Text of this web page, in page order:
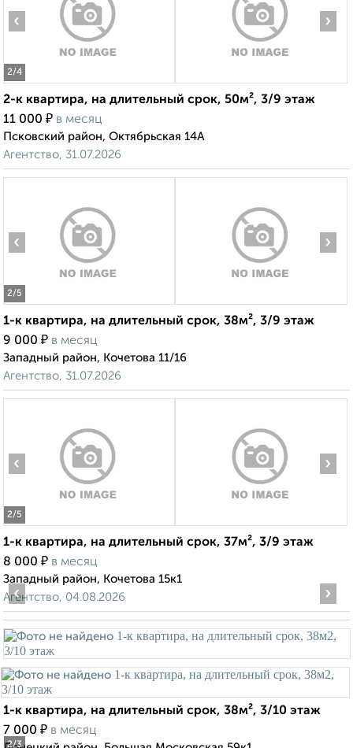
2/4
‹ ›
2-к квартира, на длительный срок, 50м², 3/9 этаж
11 000 ₽ в месяц
Псковский район, Октябрьская 14А
Агентство, 31.07.2026
2/5
‹ ›
1-к квартира, на длительный срок, 38м², 3/9 этаж
9 000 ₽ в месяц
Западный район, Кочетова 11/16
Агентство, 31.07.2026
2/5
‹ ›
1-к квартира, на длительный срок, 37м², 3/9 этаж
8 000 ₽ в месяц
Западный район, Кочетова 15к1
Агентство, 04.08.2026
2/3
‹ ›
1-к квартира, на длительный срок, 38м², 3/10 этаж
7 000 ₽ в месяц